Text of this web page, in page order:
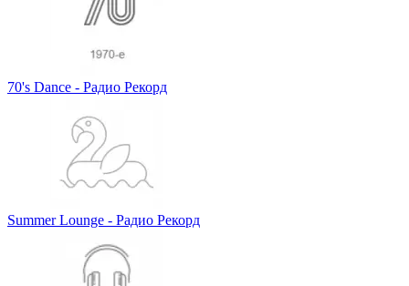
70's Dance - Радио Рекорд
Summer Lounge - Радио Рекорд